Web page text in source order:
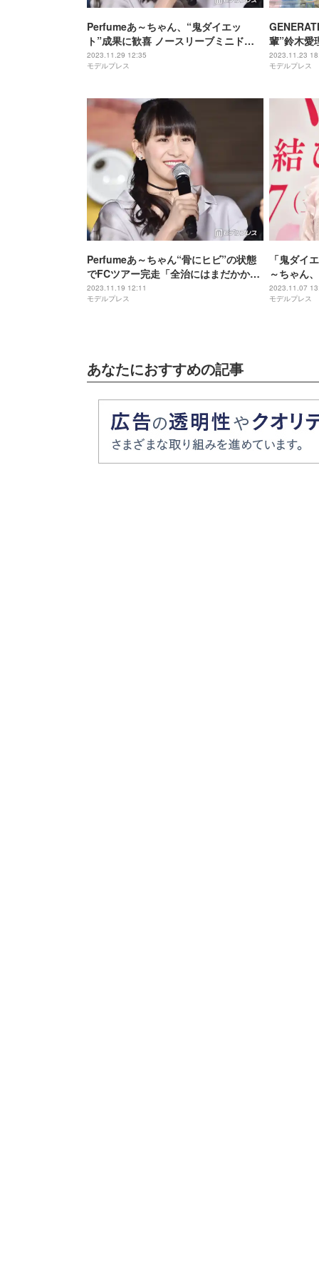
Perfumeあ～ちゃん、“鬼ダイエッ
ト”成果に歓喜 ノースリーブミニドレ
スで激変美スタイル披露「私の人生で
着れる日が来るなんて思ってもみんか
2023.11.29 12:35
モデルプレス
輩”鈴木愛
も登場
2023.11.23
モデルプレス
Perfumeあ～ちゃん“骨にヒビ”の状態
でFCツアー完走「全治にはまだかかる
らしい」現状報告
2023.11.19 12:11
モデルプレス
「鬼ダイ
～ちゃん
タイル良
2023.11.07
モデルプレス
あなたにおすすめの記事